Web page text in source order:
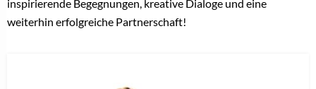
inspirierende Begegnungen, kreative Dialoge und eine
weiterhin erfolgreiche Partnerschaft!